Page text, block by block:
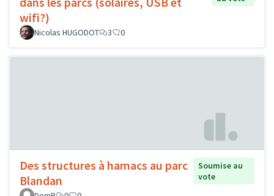
wifi?)
Nicolas HUGODOT 3 0
Des structures à hamacs au parc
Blandan
Soumise au
vote